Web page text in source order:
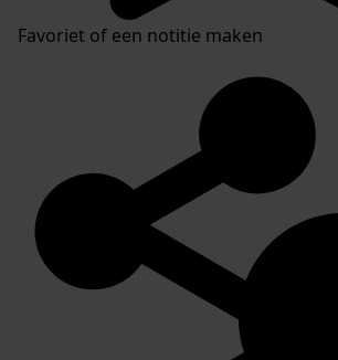
Favoriet of een notitie maken